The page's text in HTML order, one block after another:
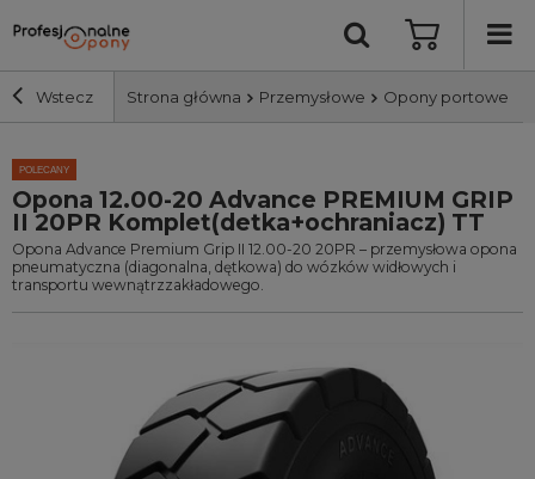
Wstecz Strona główna Przemysłowe Opony portowe
Szerokość i profil
Średnica
POLECANY
Opona 12.00-20 Advance PREMIUM GRIP
II 20PR Komplet(detka+ochraniacz) TT
Opona Advance Premium Grip II 12.00-20 20PR – przemysłowa opona
pneumatyczna (diagonalna, dętkowa) do wózków widłowych i
transportu wewnątrzzakładowego.